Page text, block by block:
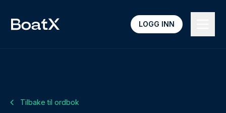
LOGG INN
Tilbake til ordbok